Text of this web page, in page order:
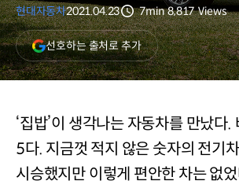
현대자동차2021.04.23
분량
7min
조회수
8,817 Views
선호하는 출처로 추가(새
창
열림)
‘집밥’이 생각나는 자동차를 만났다.
5다. 지금껏 적지 않은 숫자의 전기
시승했지만 이렇게 편안한 차는 없